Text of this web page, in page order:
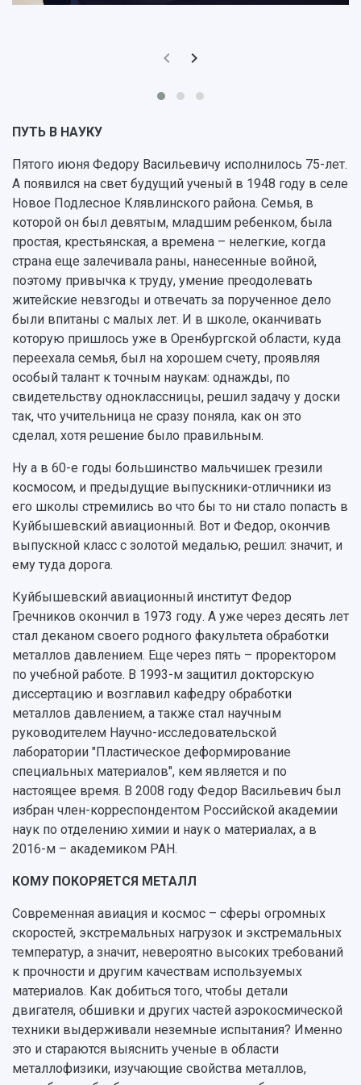
Кадровый резерв
Сотрудники и преподаватели
Кафедры
Научные подразделения
Отделы и службы
Общественные организации
Институт искусственного интеллекта
Инжиниринговый центр
Аграрный карбоновый полигон
Архив
Фирменный стиль
Устойчивое развитие
Кампус
3D-тур по университету
Музеи
Учебный аэродром
Центр истории авиационных двигателей
Ботанический сад
Умный дом бабочек
Международный межвузовский кампус
Сведения об образовательной организации
Официальные документы
Просветительский проект "Одержимы
Профессорско-преподавательский состав
знание русского языка, истории России и
основ законодательства РФ
Платные образовательные услуги
Скидки на обучение
Подготовительные курсы
Библиотека
Видеолекции
Противодействие COVID-19
Аспирантура и докторантура
Научно-исследовательские подразделения
Материальная база
Подразделения научного обслуживания
Организационные документы
Результаты научно-исследовательской
деятельности
Научно-технические разработки
Конкурсы научных проектов и грантов
Областной конкурс "Молодой учёный"
Отчеты о научно-исследовательской
деятельности
Журналы Самарского университета
Научные конференции
Патенты
Публикации и издания
Отчеты о проведенных конференциях
ПУТЬ В НАУКУ
Пятого июня Федору Васильевичу исполнилось 75-лет.
А появился на свет будущий ученый в 1948 году в селе
Новое Подлесное Клявлинского района. Семья, в
которой он был девятым, младшим ребенком, была
простая, крестьянская, а времена – нелегкие, когда
страна еще залечивала раны, нанесенные войной,
поэтому привычка к труду, умение преодолевать
житейские невзгоды и отвечать за порученное дело
были впитаны с малых лет. И в школе, оканчивать
которую пришлось уже в Оренбургской области, куда
переехала семья, был на хорошем счету, проявляя
особый талант к точным наукам: однажды, по
свидетельству одноклассницы, решил задачу у доски
так, что учительница не сразу поняла, как он это
сделал, хотя решение было правильным.
Ну а в 60-е годы большинство мальчишек грезили
космосом, и предыдущие выпускники-отличники из
его школы стремились во что бы то ни стало попасть в
Куйбышевский авиационный. Вот и Федор, окончив
выпускной класс с золотой медалью, решил: значит, и
ему туда дорога.
Куйбышевский авиационный институт Федор
Гречников окончил в 1973 году. А уже через десять лет
стал деканом своего родного факультета обработки
металлов давлением. Еще через пять – проректором
по учебной работе. В 1993-м защитил докторскую
диссертацию и возглавил кафедру обработки
металлов давлением, а также стал научным
руководителем Научно-исследовательской
лаборатории "Пластическое деформирование
специальных материалов", кем является и по
настоящее время. В 2008 году Федор Васильевич был
избран член-корреспондентом Российской академии
наук по отделению химии и наук о материалах, а в
2016-м – академиком РАН.
КОМУ ПОКОРЯЕТСЯ МЕТАЛЛ
Современная авиация и космос – сферы огромных
скоростей, экстремальных нагрузок и экстремальных
температур, а значит, невероятно высоких требований
к прочности и другим качествам используемых
материалов. Как добиться того, чтобы детали
двигателя, обшивки и других частей аэрокосмической
техники выдерживали неземные испытания? Именно
это и стараются выяснить ученые в области
металлофизики, изучающие свойства металлов,